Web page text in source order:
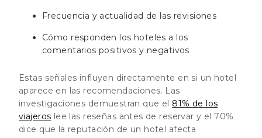
Frecuencia y actualidad de las revisiones
Cómo responden los hoteles a los
comentarios positivos y negativos
Estas señales influyen directamente en si un hotel
aparece en las recomendaciones. Las
investigaciones demuestran que el 81% de los
viajeros lee las reseñas antes de reservar y el 70%
dice que la reputación de un hotel afecta